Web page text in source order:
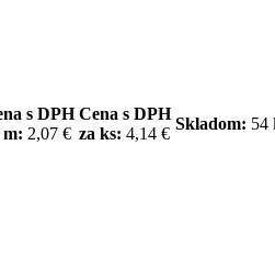
s DPH
m: 2,07 €
Cena s DPH
za ks: 4,14 €
Skladom: 54